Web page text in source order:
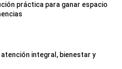
práctica para ganar espacio
integral, bienestar y